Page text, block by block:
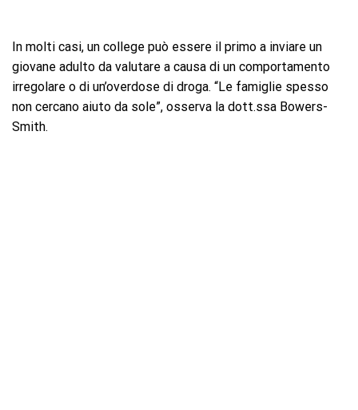
In molti casi, un college può essere il primo a inviare un
giovane adulto da valutare a causa di un comportamento
irregolare o di un’overdose di droga. “Le famiglie spesso
non cercano aiuto da sole”, osserva la dott.ssa Bowers-
Smith.